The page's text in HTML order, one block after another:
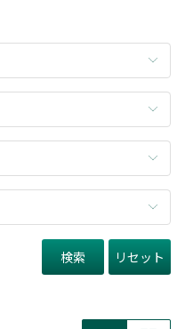
検索 リセット